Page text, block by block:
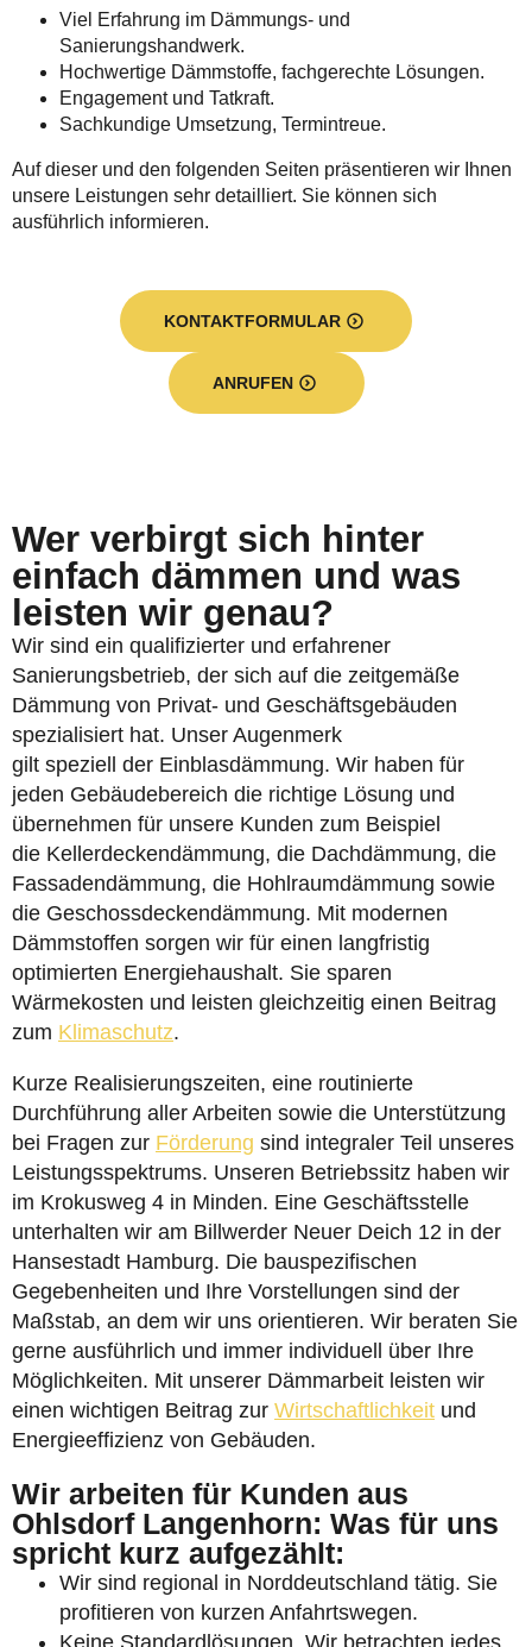
Viel Erfahrung im Dämmungs- und
Sanierungshandwerk.
Hochwertige Dämmstoffe, fachgerechte Lösungen.
Engagement und Tatkraft.
Sachkundige Umsetzung, Termintreue.
Auf dieser und den folgenden Seiten präsentieren wir Ihnen
unsere Leistungen sehr detailliert. Sie können sich
ausführlich informieren.
KONTAKTFORMULAR
ANRUFEN
Wer verbirgt sich hinter
einfach dämmen und was
leisten wir genau?
Wir sind ein qualifizierter und erfahrener
Sanierungsbetrieb, der sich auf die zeitgemäße
Dämmung von Privat- und Geschäftsgebäuden
spezialisiert hat. Unser Augenmerk
gilt speziell der Einblasdämmung. Wir haben für
jeden Gebäudebereich die richtige Lösung und
übernehmen für unsere Kunden zum Beispiel
die Kellerdeckendämmung, die Dachdämmung, die
Fassadendämmung, die Hohlraumdämmung sowie
die Geschossdeckendämmung. Mit modernen
Dämmstoffen sorgen wir für einen langfristig
optimierten Energiehaushalt. Sie sparen
Wärmekosten und leisten gleichzeitig einen Beitrag
zum Klimaschutz.
Kurze Realisierungszeiten, eine routinierte
Durchführung aller Arbeiten sowie die Unterstützung
bei Fragen zur Förderung sind integraler Teil unseres
Leistungsspektrums. Unseren Betriebssitz haben wir
im Krokusweg 4 in Minden. Eine Geschäftsstelle
unterhalten wir am Billwerder Neuer Deich 12 in der
Hansestadt Hamburg. Die bauspezifischen
Gegebenheiten und Ihre Vorstellungen sind der
Maßstab, an dem wir uns orientieren. Wir beraten Sie
gerne ausführlich und immer individuell über Ihre
Möglichkeiten. Mit unserer Dämmarbeit leisten wir
einen wichtigen Beitrag zur Wirtschaftlichkeit und
Energieeffizienz von Gebäuden.
Wir arbeiten für Kunden aus
Ohlsdorf Langenhorn: Was für uns
spricht kurz aufgezählt:
Wir sind regional in Norddeutschland tätig. Sie
profitieren von kurzen Anfahrtswegen.
Keine Standardlösungen. Wir betrachten jedes